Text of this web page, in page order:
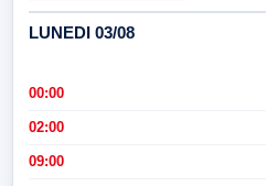
LUNEDI 03/08
00:00
02:00
09:00